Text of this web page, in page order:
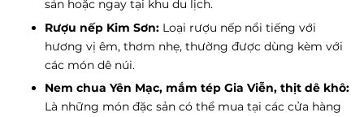
sản hoặc ngay tại khu du lịch.
Rượu nếp Kim Sơn: Loại rượu nếp nổi tiếng với
hương vị êm, thơm nhẹ, thường được dùng kèm với
các món dê núi.
Nem chua Yên Mạc, mắm tép Gia Viễn, thịt dê khô:
Là những món đặc sản có thể mua tại các cửa hàng